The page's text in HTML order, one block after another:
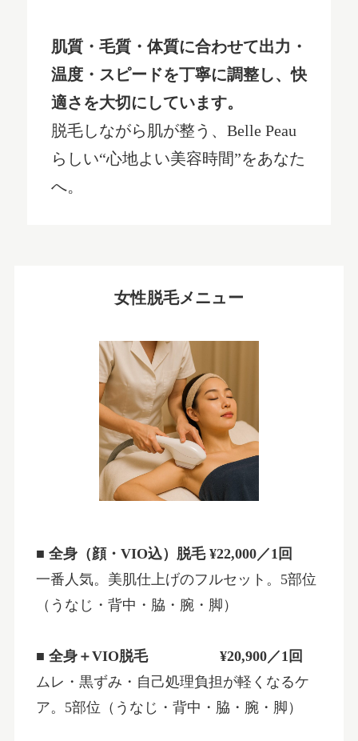
肌質・毛質・体質に合わせて出力・
温度・スピードを丁寧に調整し、快
適さを大切にしています。
脱毛しながら肌が整う、Belle Peau
らしい“心地よい美容時間”をあなた
へ。
女性脱毛メニュー
■ 全身（顔・VIO込）脱毛 ¥22,000／1回
一番人気。美肌仕上げのフルセット。5部位
（うなじ・背中・脇・腕・脚）
■ 全身＋VIO脱毛 ¥20,900／1回
ムレ・黒ずみ・自己処理負担が軽くなるケ
ア。5部位（うなじ・背中・脇・腕・脚）